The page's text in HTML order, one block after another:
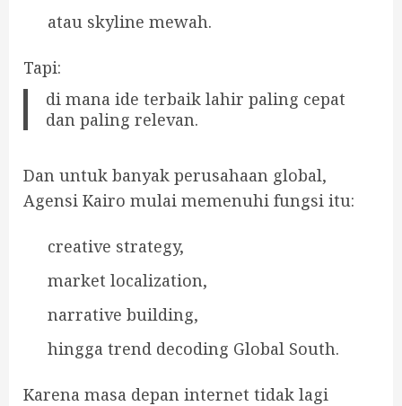
atau skyline mewah.
Tapi:
di mana ide terbaik lahir paling cepat
dan paling relevan.
Dan untuk banyak perusahaan global,
Agensi Kairo mulai memenuhi fungsi itu:
creative strategy,
market localization,
narrative building,
hingga trend decoding Global South.
Karena masa depan internet tidak lagi